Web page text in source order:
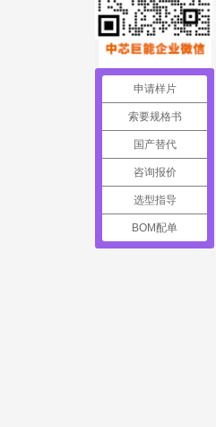
申请样片
索要规格书
国产替代
咨询报价
选型指导
BOM配单